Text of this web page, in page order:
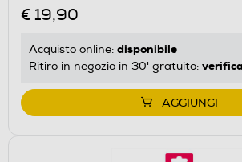
€ 19,90
Acquisto online: disponibile
Ritiro in negozio in 30' gratuito: verifica
AGGIUNGI